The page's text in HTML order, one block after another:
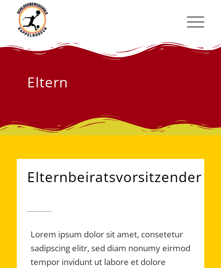
Eltern
Elternbeiratsvorsitzender
Lorem ipsum dolor sit amet, consetetur
sadipscing elitr, sed diam nonumy eirmod
tempor invidunt ut labore et dolore